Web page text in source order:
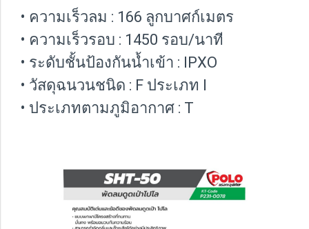
• ความเร็วลม : 166 ลูกบาศก์เมตร
• ความเร็วรอบ : 1450 รอบ/นาที
• ระดับชั้นป้องกันน้ำเข้า : IPXO
• วัสดุฉนวนชนิด : F ประเภท I
• ประเภทตามภูมิอากาศ : T